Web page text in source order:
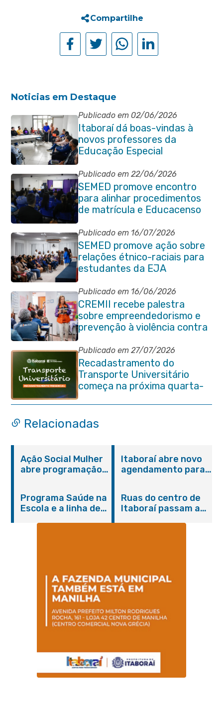
Compartilhe
Noticias em Destaque
Publicado em 02/06/2026
Itaboraí dá boas-vindas à
novos professores da
Educação Especial
Publicado em 22/06/2026
SEMED promove encontro
para alinhar procedimentos
de matrícula e Educacenso
2026
Publicado em 16/07/2026
SEMED promove ação sobre
relações étnico-raciais para
estudantes da EJA
Publicado em 16/06/2026
CREMII recebe palestra
sobre empreendedorismo e
prevenção à violência contra
a pessoa idosa
Publicado em 27/07/2026
Recadastramento do
Transporte Universitário
começa na próxima quarta-
feira (29/07)
Relacionadas
Ação Social Mulher
abre programação
serviços gratuitos e
orientações
Itaboraí abre novo
agendamento para
Programa Saúde na
Escola e a linha de
Magalhães Seabra
Ruas do centro de
Itaboraí passam a